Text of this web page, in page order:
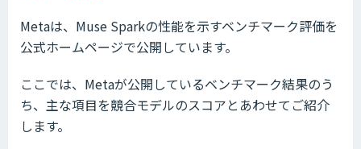
Metaは、Muse Sparkの性能を示すベンチマーク評価を
公式ホームページで公開しています。
ここでは、Metaが公開しているベンチマーク結果のう
ち、主な項目を競合モデルのスコアとあわせてご紹介
します。